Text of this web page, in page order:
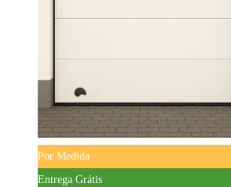
Por Medida
Entrega Grátis